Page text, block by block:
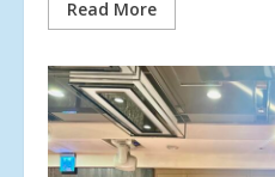
Read More